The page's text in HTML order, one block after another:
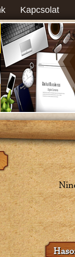
Kapcsolat